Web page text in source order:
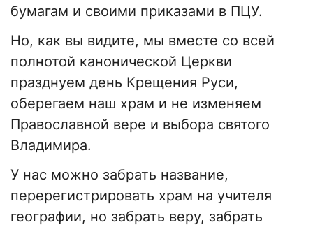
бумагам и своими приказами в ПЦУ.
Но, как вы видите, мы вместе со всей
полнотой канонической Церкви
празднуем день Крещения Руси,
оберегаем наш храм и не изменяем
Православной вере и выбора святого
Владимира.
У нас можно забрать название,
перерегистрировать храм на учителя
географии, но забрать веру, забрать